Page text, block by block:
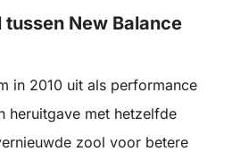
New Balance
in 2010 uit als performance
heruitgave met hetzelfde
zool voor betere